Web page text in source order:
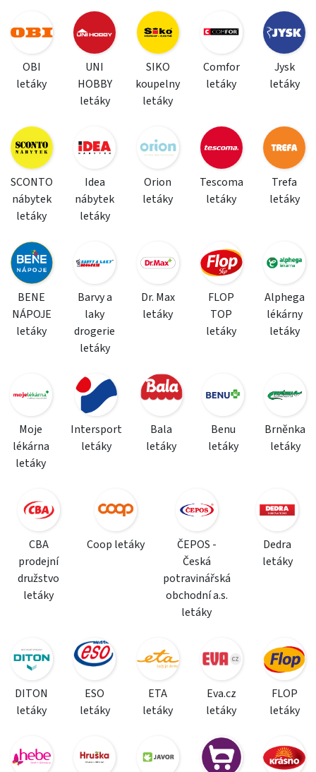
OBI
letáky
UNI
HOBBY
letáky
SIKO
koupelny
letáky
Comfor
letáky
Jysk
letáky
SCONTO
nábytek
letáky
Idea
nábytek
letáky
Orion
letáky
Tescoma
letáky
Trefa
letáky
BENE
NÁPOJE
letáky
Barvy a
laky
drogerie
letáky
Dr. Max
letáky
FLOP
TOP
letáky
Alphega
lékárny
letáky
Moje
lékárna
letáky
Intersport
letáky
Bala
letáky
Benu
letáky
Brněnka
letáky
CBA
prodejní
družstvo
letáky
Coop letáky
ČEPOS -
Česká
potravinářská
obchodní a.s.
letáky
Dedra
letáky
DITON
letáky
ESO
letáky
ETA
letáky
Eva.cz
letáky
FLOP
letáky